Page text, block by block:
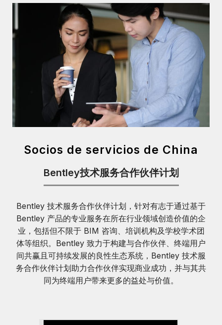
Socios de servicios de China
Bentley技术服务合作伙伴计划
Bentley 技术服务合作伙伴计划，针对有志于通过基于
Bentley 产品的专业服务在所在行业领域创造价值的企
业，包括但不限于 BIM 咨询、培训机构及学校学术团
体等组织。Bentley 致力于构建与合作伙伴、终端用户
间共赢且可持续发展的良性生态系统，Bentley 技术服
务合作伙伴计划助力合作伙伴实现商业成功，并与其共
同为终端用户带来更多的益处与价值。